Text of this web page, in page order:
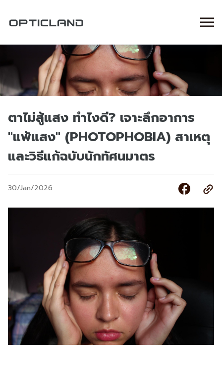
ตาไม่สู้แสง ทำไงดี? เจาะลึกอาการ
"แพ้แสง" (PHOTOPHOBIA) สาเหตุ
และวิธีแก้ฉบับนักทัศนมาตร
30/Jan/2026